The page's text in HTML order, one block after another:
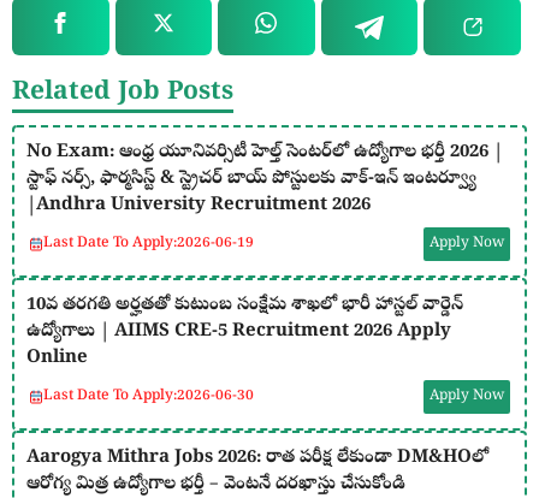
Related Job Posts
No Exam: ఆంధ్ర యూనివర్సిటీ హెల్త్ సెంటర్‌లో ఉద్యోగాల భర్తీ 2026 |
స్టాఫ్ నర్స్, ఫార్మసిస్ట్ & స్ట్రెచర్ బాయ్ పోస్టులకు వాక్-ఇన్ ఇంటర్వ్యూ
|Andhra University Recruitment 2026
Last Date To Apply:2026-06-19 Apply Now
10వ తరగతి అర్హతతో కుటుంబ సంక్షేమ శాఖలో భారీ హాస్టల్ వార్డెన్
ఉద్యోగాలు | AIIMS CRE-5 Recruitment 2026 Apply
Online
Last Date To Apply:2026-06-30 Apply Now
Aarogya Mithra Jobs 2026: రాత పరీక్ష లేకుండా DM&HOలో
ఆరోగ్య మిత్ర ఉద్యోగాల భర్తీ – వెంటనే దరఖాస్తు చేసుకోండి